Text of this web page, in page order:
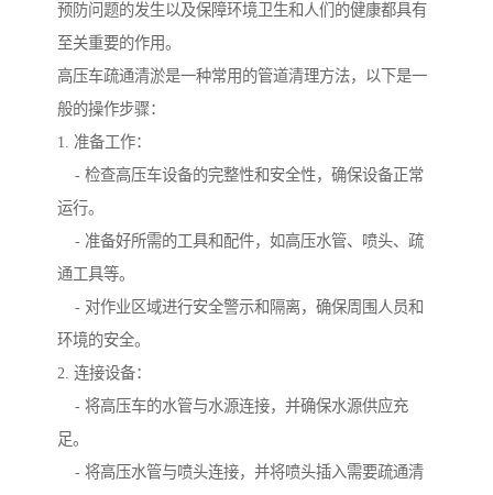
预防问题的发生以及保障环境卫生和人们的健康都具有
至关重要的作用。
高压车疏通清淤是一种常用的管道清理方法，以下是一
般的操作步骤：
1. 准备工作：
- 检查高压车设备的完整性和安全性，确保设备正常
运行。
- 准备好所需的工具和配件，如高压水管、喷头、疏
通工具等。
- 对作业区域进行安全警示和隔离，确保周围人员和
环境的安全。
2. 连接设备：
- 将高压车的水管与水源连接，并确保水源供应充
足。
- 将高压水管与喷头连接，并将喷头插入需要疏通清